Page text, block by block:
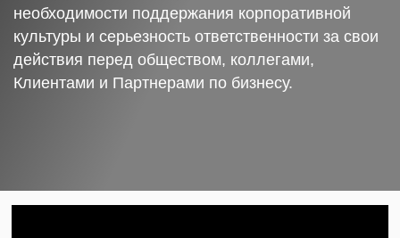
необходимости поддержания корпоративной
культуры и серьезность ответственности за свои
действия перед обществом, коллегами,
Клиентами и Партнерами по бизнесу.